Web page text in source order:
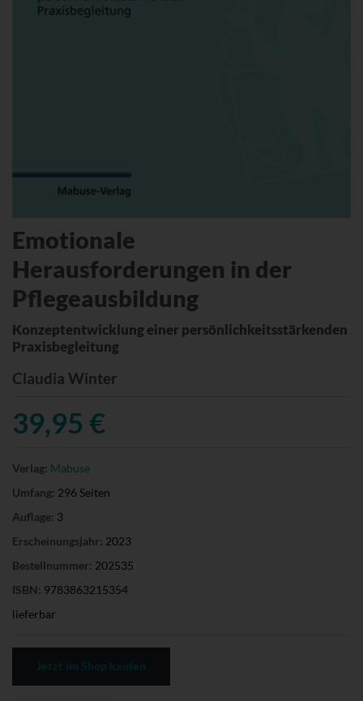
Emotionale
Herausforderungen in der
Pflegeausbildung
Konzeptentwicklung einer persönlichkeitsstärkenden
Praxisbegleitung
Claudia Winter
39,95 €
Verlag: Mabuse
Umfang: 296 Seiten
Auflage: 3
Erscheinungsjahr: 2023
Bestellnummer: 202535
ISBN: 9783863215354
lieferbar